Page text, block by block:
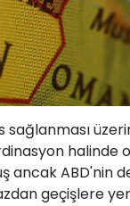
sağlanması
ancak ABD'nin
geçişlere